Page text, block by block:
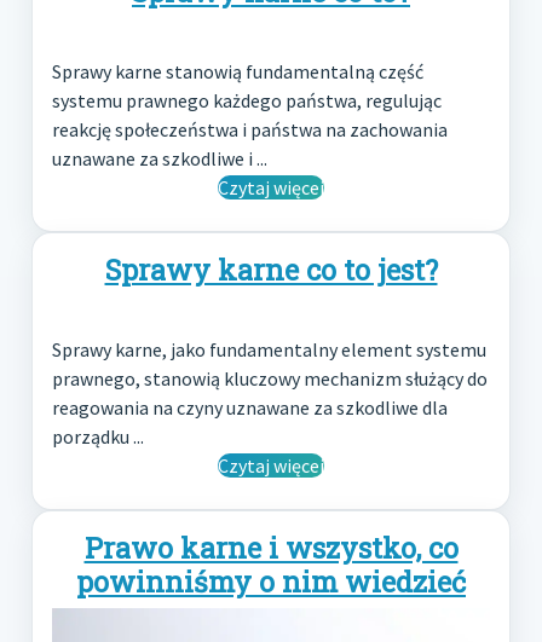
Sprawy karne stanowią fundamentalną część
systemu prawnego każdego państwa, regulując
reakcję społeczeństwa i państwa na zachowania
uznawane za szkodliwe i ...
Czytaj więcej
Sprawy karne co to jest?
Sprawy karne, jako fundamentalny element systemu
prawnego, stanowią kluczowy mechanizm służący do
reagowania na czyny uznawane za szkodliwe dla
porządku ...
Czytaj więcej
Prawo karne i wszystko, co
powinniśmy o nim wiedzieć